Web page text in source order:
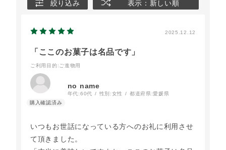
絞り込み 表示：新しい順
2025.12.12
「ここのお菓子は名品です」
ご利用目的 :ご進物用
no name
年代:60代 性別:女性 都道府県:愛媛県
いつもお世話になっている方へのお礼に利用させ
て頂きました。